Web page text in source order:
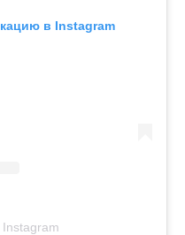
в Instagram
Instagram